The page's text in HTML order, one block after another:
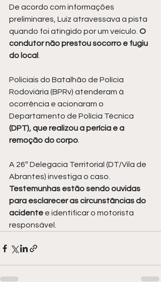
De acordo com informações
preliminares, Luiz atravessava a pista
quando foi atingido por um veículo. O
condutor não prestou socorro e fugiu
do local
Policiais do Batalhão de Polícia
Rodoviária (BPRv) atenderam à
ocorrência e acionaram o
Departamento de Polícia Técnica
(DPT), que realizou a perícia e a
remoção do corpo
A 26ª Delegacia Territorial (DT/Vila de
Abrantes) investiga o caso.
Testemunhas estão sendo ouvidas
para esclarecer as circunstâncias do
acidente e identificar o motorista
responsável.